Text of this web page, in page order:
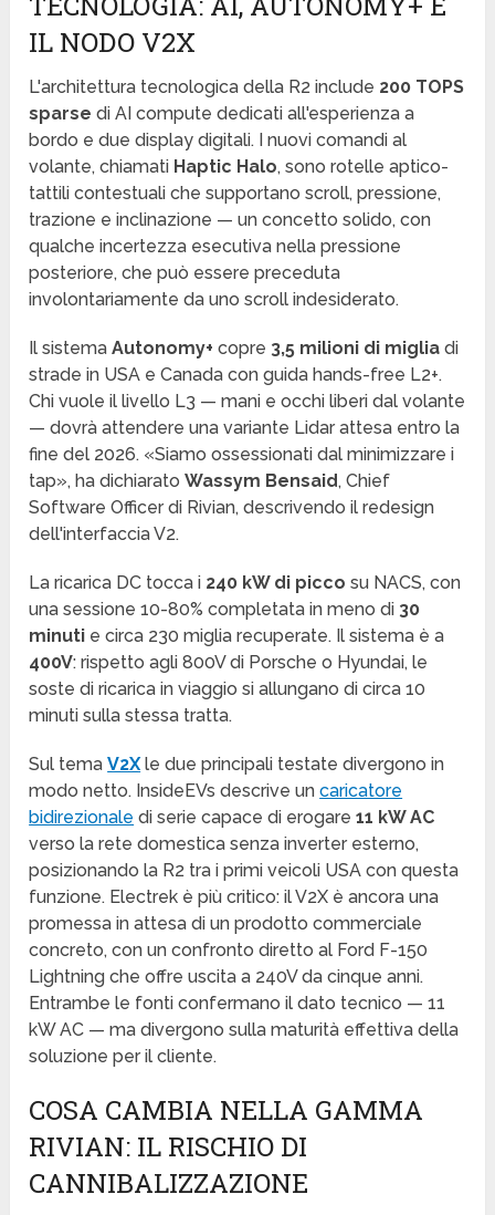
IL NODO V2X
L'architettura tecnologica della R2 include 200 TOPS
sparse di AI compute dedicati all'esperienza a
bordo e due display digitali. I nuovi comandi al
volante, chiamati Haptic Halo, sono rotelle aptico-
tattili contestuali che supportano scroll, pressione,
trazione e inclinazione — un concetto solido, con
qualche incertezza esecutiva nella pressione
posteriore, che può essere preceduta
involontariamente da uno scroll indesiderato.
Il sistemaAutonomy+ copre 3,5 milioni di miglia di
strade in USA e Canada con guida hands-free L2+.
Chi vuole il livello L3 — mani e occhi liberi dal volante
— dovrà attendere una variante Lidar attesa entro la
fine del 2026. «Siamo ossessionati dal minimizzare i
tap», ha dichiaratoWassym Bensaid, Chief
Software Officer di Rivian, descrivendo il redesign
dell'interfaccia V2.
La ricarica DC tocca i 240 kW di picco su NACS, con
una sessione 10-80% completata in meno di 30
minuti e circa 230 miglia recuperate. Il sistema è a
400V: rispetto agli 800V di Porsche o Hyundai, le
soste di ricarica in viaggio si allungano di circa 10
minuti sulla stessa tratta.
Sul temaV2Xle due principali testate divergono in
modo netto. InsideEVs descrive uncaricatore
bidirezionale di serie capace di erogare11 kW AC
verso la rete domestica senza inverter esterno,
posizionando la R2 tra i primi veicoli USA con questa
funzione. Electrek è più critico: il V2X è ancora una
promessa in attesa di un prodotto commerciale
concreto, con un confronto diretto al Ford F-150
Lightning che offre uscita a 240V da cinque anni.
Entrambe le fonti confermano il dato tecnico — 11
kW AC — ma divergono sulla maturità effettiva della
soluzione per il cliente.
COSA CAMBIA NELLA GAMMA
RIVIAN: IL RISCHIO DI
CANNIBALIZZAZIONE